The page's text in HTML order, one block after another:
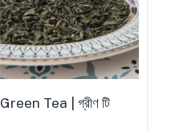
Green Tea | গ্রীণ টি